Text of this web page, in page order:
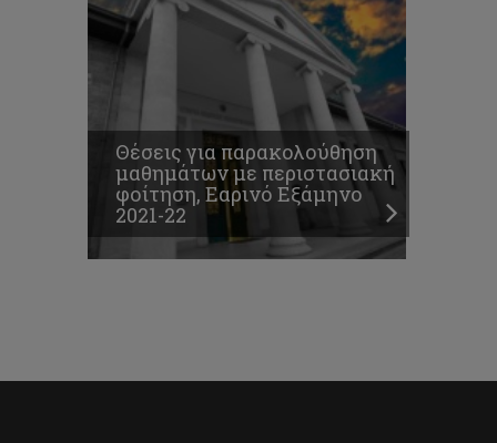
Θέσεις για παρακολούθηση
μαθημάτων με περιστασιακή
φοίτηση, Εαρινό Εξάμηνο
2021-22